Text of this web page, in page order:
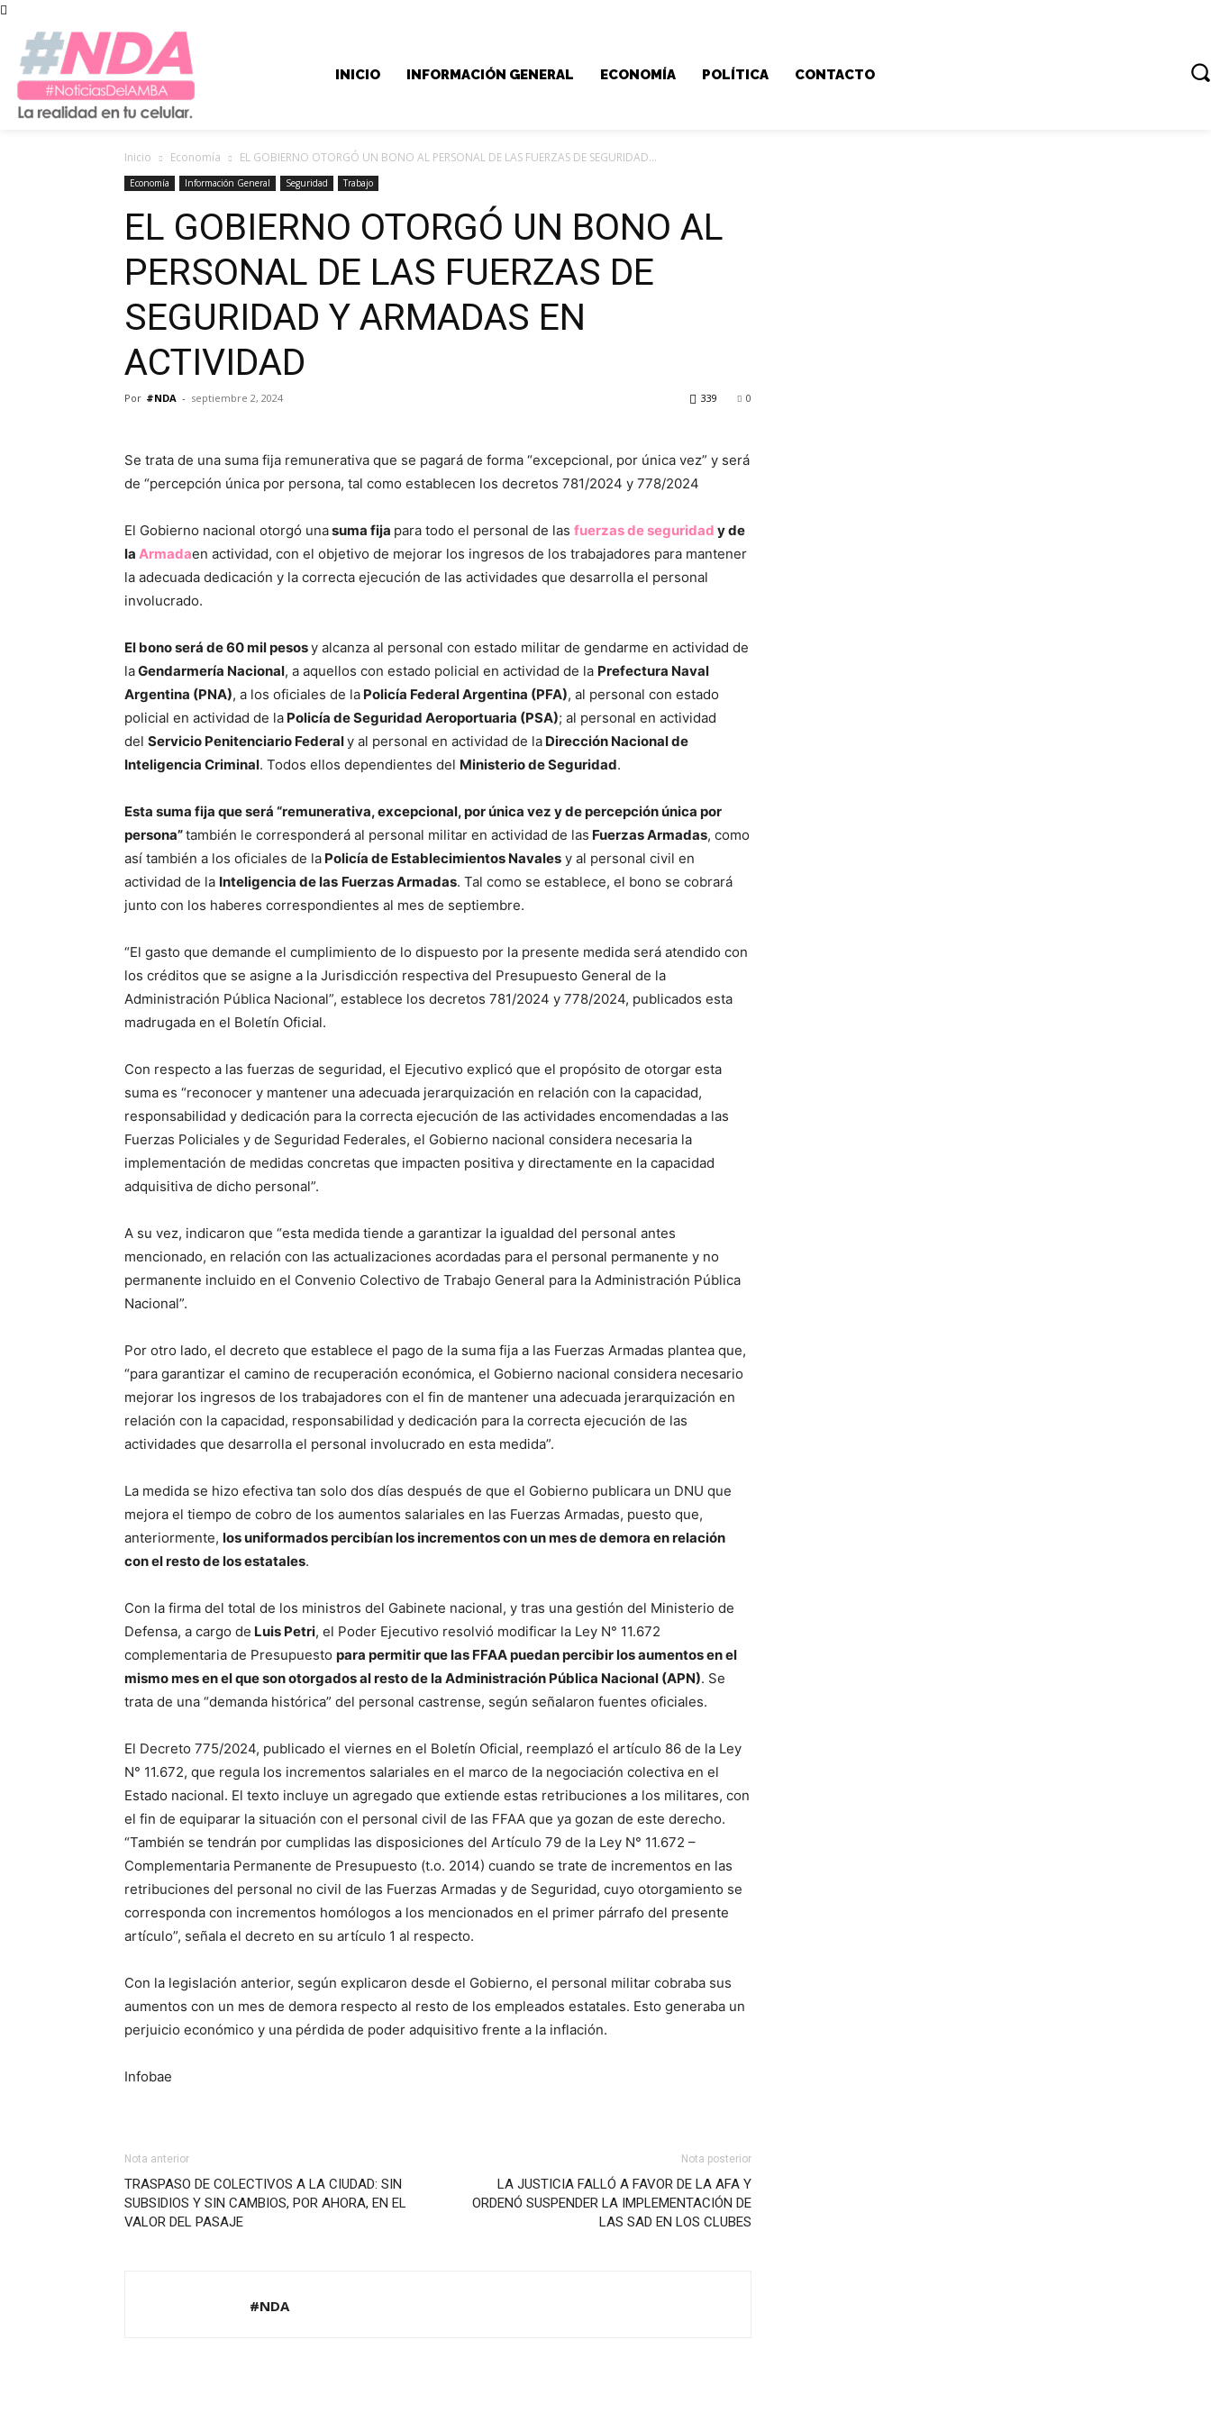
INICIO INFORMACIÓN GENERAL ECONOMÍA POLÍTICA CONTACTO
Inicio Economía EL GOBIERNO OTORGÓ UN BONO AL PERSONAL DE LAS FUERZAS DE SEGURIDAD...
Economía Información General Seguridad Trabajo
EL GOBIERNO OTORGÓ UN BONO AL
PERSONAL DE LAS FUERZAS DE
SEGURIDAD Y ARMADAS EN
ACTIVIDAD
Por #NDA - septiembre 2, 2024 0
339
Se trata de una suma fija remunerativa que se pagará de forma “excepcional, por única vez” y será
de “percepción única por persona, tal como establecen los decretos 781/2024 y 778/2024
El Gobierno nacional otorgó unasuma fija para todo el personal de las fuerzas de seguridad y de
la Armadaen actividad, con el objetivo de mejorar los ingresos de los trabajadores para mantener
la adecuada dedicación y la correcta ejecución de las actividades que desarrolla el personal
involucrado.
El bono será de 60 mil pesosy alcanza al personal con estado militar de gendarme en actividad de
laGendarmería Nacional, a aquellos con estado policial en actividad de la Prefectura Naval
Argentina (PNA), a los oficiales de la Policía Federal Argentina (PFA), al personal con estado
policial en actividad de la Policía de Seguridad Aeroportuaria (PSA); al personal en actividad
del Servicio Penitenciario Federaly al personal en actividad de la Dirección Nacional de
Inteligencia Criminal. Todos ellos dependientes del Ministerio de Seguridad.
Esta suma fija que será “remunerativa, excepcional, por única vez y de percepción única por
persona”también le corresponderá al personal militar en actividad de las Fuerzas Armadas, como
así también a los oficiales de la Policía de Establecimientos Navales y al personal civil en
actividad de la Inteligencia de las Fuerzas Armadas. Tal como se establece, el bono se cobrará
junto con los haberes correspondientes al mes de septiembre.
“El gasto que demande el cumplimiento de lo dispuesto por la presente medida será atendido con
los créditos que se asigne a la Jurisdicción respectiva del Presupuesto General de la
Administración Pública Nacional”, establece los decretos 781/2024 y 778/2024, publicados esta
madrugada en el Boletín Oficial.
Con respecto a las fuerzas de seguridad, el Ejecutivo explicó que el propósito de otorgar esta
suma es “reconocer y mantener una adecuada jerarquización en relación con la capacidad,
responsabilidad y dedicación para la correcta ejecución de las actividades encomendadas a las
Fuerzas Policiales y de Seguridad Federales, el Gobierno nacional considera necesaria la
implementación de medidas concretas que impacten positiva y directamente en la capacidad
adquisitiva de dicho personal”.
A su vez, indicaron que “esta medida tiende a garantizar la igualdad del personal antes
mencionado, en relación con las actualizaciones acordadas para el personal permanente y no
permanente incluido en el Convenio Colectivo de Trabajo General para la Administración Pública
Nacional”.
Por otro lado, el decreto que establece el pago de la suma fija a las Fuerzas Armadas plantea que,
“para garantizar el camino de recuperación económica, el Gobierno nacional considera necesario
mejorar los ingresos de los trabajadores con el fin de mantener una adecuada jerarquización en
relación con la capacidad, responsabilidad y dedicación para la correcta ejecución de las
actividades que desarrolla el personal involucrado en esta medida”.
La medida se hizo efectiva tan solo dos días después de que el Gobierno publicara un DNU que
mejora el tiempo de cobro de los aumentos salariales en las Fuerzas Armadas, puesto que,
anteriormente, los uniformados percibían los incrementos con un mes de demora en relación
con el resto de los estatales.
Con la firma del total de los ministros del Gabinete nacional, y tras una gestión del Ministerio de
Defensa, a cargo de Luis Petri, el Poder Ejecutivo resolvió modificar la Ley N° 11.672
complementaria de Presupuesto para permitir que las FFAA puedan percibir los aumentos en el
mismo mes en el que son otorgados al resto de la Administración Pública Nacional (APN). Se
trata de una “demanda histórica” del personal castrense, según señalaron fuentes oficiales.
El Decreto 775/2024, publicado el viernes en el Boletín Oficial, reemplazó el artículo 86 de la Ley
N° 11.672, que regula los incrementos salariales en el marco de la negociación colectiva en el
Estado nacional. El texto incluye un agregado que extiende estas retribuciones a los militares, con
el fin de equiparar la situación con el personal civil de las FFAA que ya gozan de este derecho.
“También se tendrán por cumplidas las disposiciones del Artículo 79 de la Ley N° 11.672 –
Complementaria Permanente de Presupuesto (t.o. 2014) cuando se trate de incrementos en las
retribuciones del personal no civil de las Fuerzas Armadas y de Seguridad, cuyo otorgamiento se
corresponda con incrementos homólogos a los mencionados en el primer párrafo del presente
artículo”, señala el decreto en su artículo 1 al respecto.
Con la legislación anterior, según explicaron desde el Gobierno, el personal militar cobraba sus
aumentos con un mes de demora respecto al resto de los empleados estatales. Esto generaba un
perjuicio económico y una pérdida de poder adquisitivo frente a la inflación.
Infobae
Nota anterior
TRASPASO DE COLECTIVOS A LA CIUDAD: SIN
SUBSIDIOS Y SIN CAMBIOS, POR AHORA, EN EL
VALOR DEL PASAJE
Nota posterior
LA JUSTICIA FALLÓ A FAVOR DE LA AFA Y
ORDENÓ SUSPENDER LA IMPLEMENTACIÓN DE
LAS SAD EN LOS CLUBES
#NDA